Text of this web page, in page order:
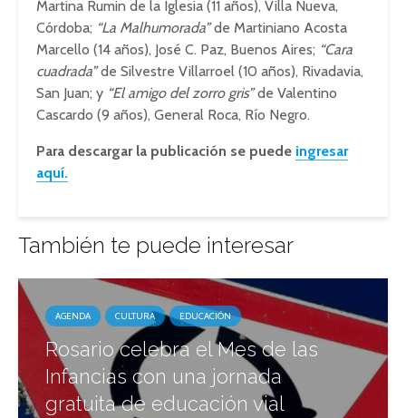
Martina Rumin de la Iglesia (11 años), Villa Nueva,
Córdoba; “La Malhumorada”de Martiniano Acosta
Marcello (14 años), José C. Paz, Buenos Aires; “Cara
cuadrada”de Silvestre Villarroel (10 años), Rivadavia,
San Juan; y “El amigo del zorro gris”de Valentino
Cascardo (9 años), General Roca, Río Negro.
Para descargar la publicación se puede ingresar
aquí.
También te puede interesar
AGENDA CULTURA EDUCACIÓN
Rosario celebra el Mes de las
Infancias con una jornada
gratuita de educación vial